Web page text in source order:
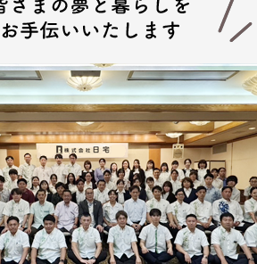
第三者への提供にあたっては、機密保持
する場合など、法令に反しない範囲で停
面または口頭もしくはその他媒体によるデ
(１) お客様から委託を受けた事項について
(２) 賃貸にかかる不動産が売買される場合
(３) 契約目的にかかる業務に関して当社
(４) 当社グループ会社
(５) 契約目的にかかる損保会社、信販会
(６) 入居希望者の信用照会のための信用情
(７) 入居者が賃料を滞納した場合の滞納金
(８) 調停、訴訟のための弁護士、司法書士
■上記以外にも、次の場合はお客様の個人
(１) 人の生命、身体又は財産の保護のため
(２) 裁判所・税務署・警察署等の官公庁か